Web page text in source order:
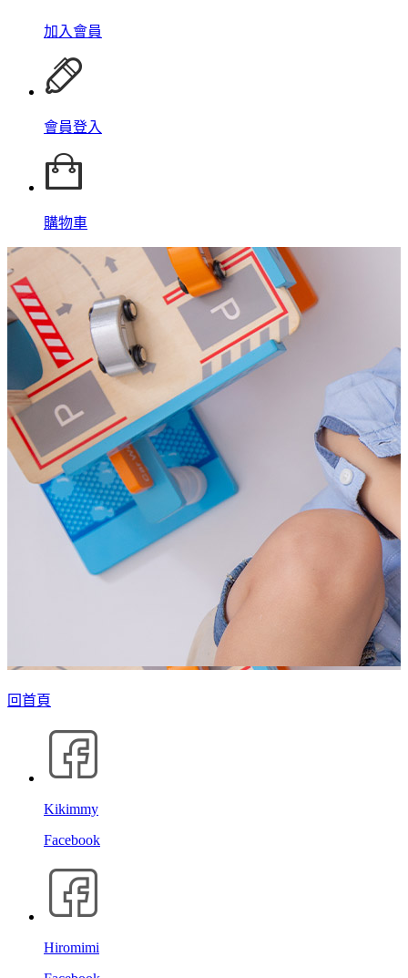
加入會員
會員登入
購物車
回首頁
Kikimmy
Facebook
Hiromimi